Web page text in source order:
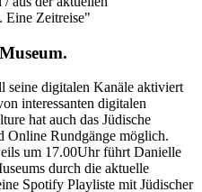
Eine Zeitreise"
seine digitalen Kanäle aktiviert
interessanten digitalen
hat auch das Jüdische
Online Rundgänge möglich.
um 17.00Uhr führt Danielle
durch die aktuelle
Spotify Playliste mit Jüdischer